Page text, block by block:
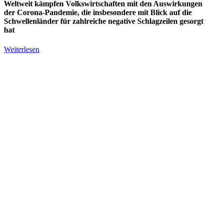
Weltweit kämpfen Volkswirtschaften mit den Auswirkungen
der Corona-Pandemie, die insbesondere mit Blick auf die
Schwellenländer für zahlreiche negative Schlagzeilen gesorgt
hat
Weiterlesen